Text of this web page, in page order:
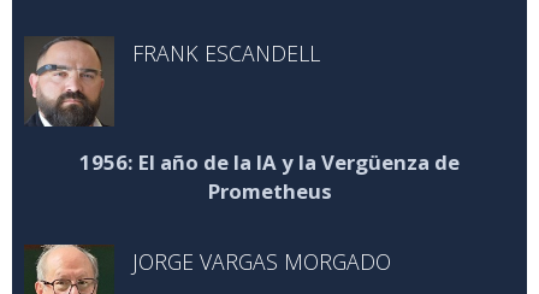
FRANK ESCANDELL
1956: El año de la IA y la Vergüenza de
Prometheus
JORGE VARGAS MORGADO